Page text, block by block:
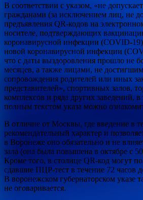
В соответствии с указом, «не
гражданами (за исключением лиц, не
предъявления QR-кодов на
носителе, подтверждающих
коронавирусной инфекции (COVID-
новой коронавирусной инфекции
что с даты выздоровления прошло не
месяцев, а также лицами, не
сопровождения родителей или иных
представителей», спортивных залов,
комплексов и ряда других заведений,
полным текстом указа можно
В отличие от Москвы, где введение в
рекомендательный характер и
в Воронеже оно обязательно и не
зала (она была повышена в октябре с
Кроме того, в столице QR-код могут
сдавшие ПЦР-тест в течение 72 часов
В воронежском губернаторском указе
не оговаривается.